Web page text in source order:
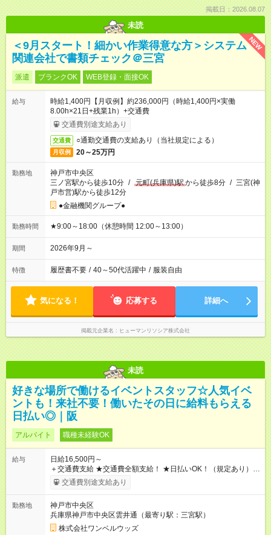
掲載日：2026.08.07
未読
NEW
＜9月スタート！細かい作業得意な方＞システム
関連会社で書類チェック＠三宮
派遣 ブランクOK WEB登録・面接OK
給与
時給1,400円【月収例】約236,000円（時給1,400円×実働
8.00h×21日+残業1h）+交通費
交通費別途支給あり
交通費 ○通勤交通費の支給あり（当社規定による）
月収例 20～25万円
勤務地
神戸市中央区
三ノ宮駅から徒歩10分 / 元町(兵庫県)駅から徒歩8分 / 三宮(神
戸市営)駅から徒歩12分
●金融機関グループ●
勤務時間 ★9:00～18:00（休憩時間 12:00～13:00）
期間 2026年9月～
特徴 履歴書不要 / 40～50代活躍中 / 服装自由
気になる！ 応募する 詳細へ
掲載元企業名 ヒューマンリソシア株式会社
未読
好きな場所で働けるイベントスタッフ☆人気イベ
ントも！来社不要！働いたその日に給料もらえる
日払い◎｜阪
アルバイト 職種未経験OK
給与
日給16,500円～
＋交通費支給 ★交通費全額支給！ ★日払いOK！（規定あり） ┗
働いたその日に現金GET♪ お仕事後はコンビニATMから 日払
交通費別途支給あり
勤務地
神戸市中央区
兵庫県神戸市中央区雲井通（最寄り駅：三宮駅）
株式会社ワンベルウッズ